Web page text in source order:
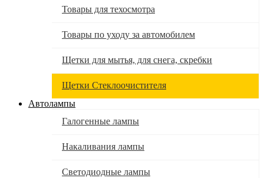
Товары для техосмотра
Товары по уходу за автомобилем
Щетки для мытья, для снега, скребки
Щетки Стеклоочистителя
Автолампы
Галогенные лампы
Накаливания лампы
Светодиодные лампы